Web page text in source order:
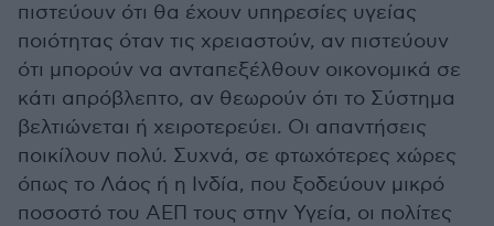
πιστεύουν ότι θα έχουν υπηρεσίες υγείας
ποιότητας όταν τις χρειαστούν, αν πιστεύουν
ότι μπορούν να ανταπεξέλθουν οικονομικά σε
κάτι απρόβλεπτο, αν θεωρούν ότι το Σύστημα
βελτιώνεται ή χειροτερεύει. Οι απαντήσεις
ποικίλουν πολύ. Συχνά, σε φτωχότερες χώρες
όπως το Λάος ή η Ινδία, που ξοδεύουν μικρό
ποσοστό του ΑΕΠ τους στην Υγεία, οι πολίτες